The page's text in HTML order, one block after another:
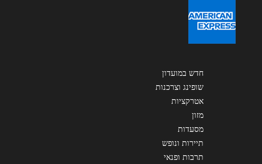
חדש במועדון
שופינג וצרכנות
אטרקציות
מזון
מסעדות
תיירות ונופש
תרבות ופנאי